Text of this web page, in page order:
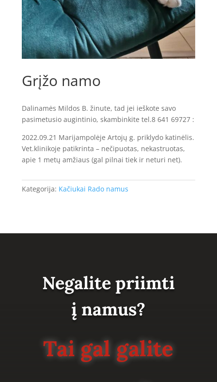
Grįžo namo
Dalinamės Mildos B. žinute, tad jei ieškote savo
pasimetusio augintinio, skambinkite tel.8 641 69727 :
2022.09.21 Marijampolėje Artojų g. priklydo katinėlis.
Vet.klinikoje patikrinta – nečipuotas, nekastruotas,
apie 1 metų amžiaus (gal pilnai tiek ir neturi net).
Kategorija: Kačiukai Rado namus
Negalite priimti
į namus?
Tai gal galite